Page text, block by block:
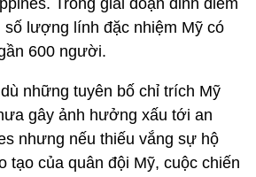
Trong giai đoạn đỉnh điểm
số lượng lính đặc nhiệm Mỹ có
600 người.
những tuyên bố chỉ trích Mỹ
gây ảnh hưởng xấu tới an
nhưng nếu thiếu vắng sự hộ
tạo của quân đội Mỹ, cuộc chiến